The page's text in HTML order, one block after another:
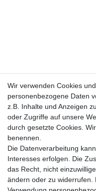
Wir verwenden Cookies
personenbezogene Daten
z.B. Inhalte und Anzeigen
oder Zugriffe auf unsere
durch gesetzte Cookies.
benennen.
Die Datenverarbeitung
Interesses erfolgen. Die
das Recht, nicht
ändern oder zu widerrufen.